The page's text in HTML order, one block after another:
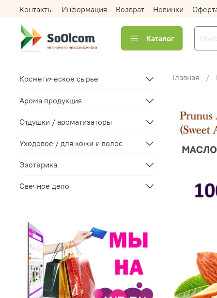
Контакты Информация Возврат Новинки
Каталог
Главная
Косметическое сырье
Арома продукция
Отдушки / ароматизаторы
Уходовое / для кожи и волос
Эзотерика
Свечное дело